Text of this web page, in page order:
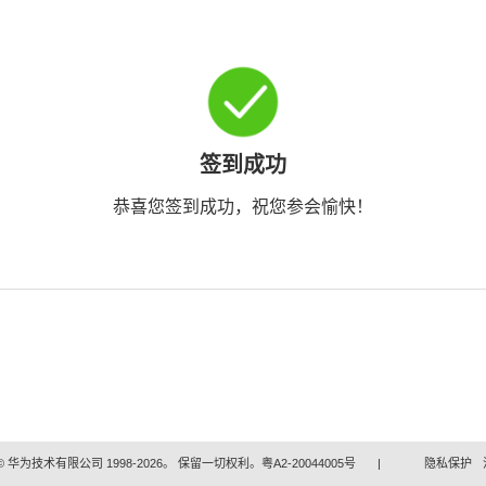
签到成功
恭喜您签到成功，祝您参会愉快！
华为技术有限公司 1998-2026。 保留一切权利。粤A2-20044005号 | 隐私保护